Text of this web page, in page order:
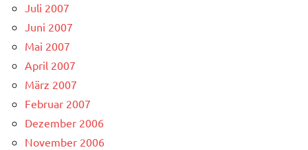
Juli 2007
Juni 2007
Mai 2007
April 2007
März 2007
Februar 2007
Dezember 2006
November 2006